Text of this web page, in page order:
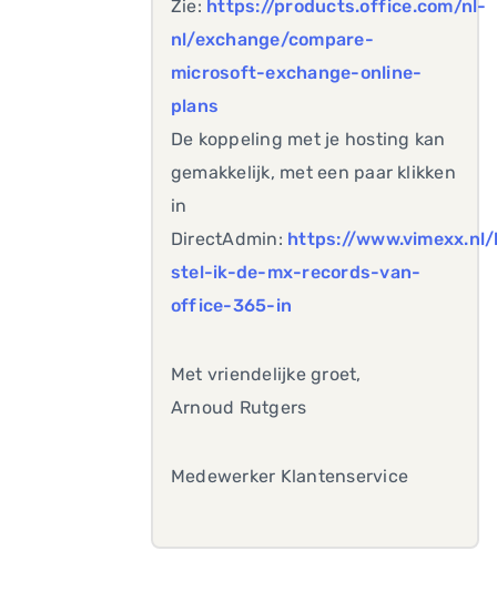
Zie: https://products.office.com/nl-
nl/exchange/compare-
microsoft-exchange-online-
plans
De koppeling met je hosting kan
gemakkelijk, met een paar klikken
in
DirectAdmin: https://
stel-ik-de-mx-records-van-
office-365-in
Met vriendelijke groet,
Arnoud Rutgers
Medewerker Klantenservice